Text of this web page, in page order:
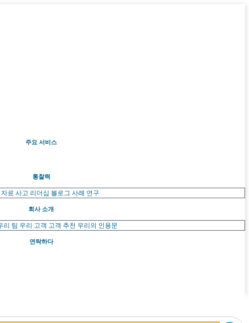
주요 서비스
통찰력
료 사고 리더십 블로그 사례 연구
회사 소개
리 팀 우리 고객 고객 추천 우리의 인용문
연락하다